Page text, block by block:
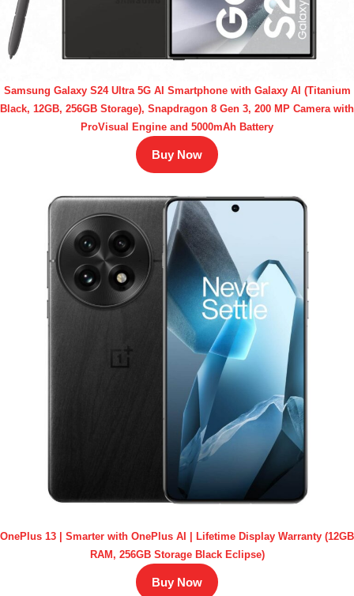
Samsung Galaxy S24 Ultra 5G AI Smartphone with Galaxy AI (Titanium
Black, 12GB, 256GB Storage), Snapdragon 8 Gen 3, 200 MP Camera with
ProVisual Engine and 5000mAh Battery
Buy Now
OnePlus 13 | Smarter with OnePlus AI | Lifetime Display Warranty (12GB
RAM, 256GB Storage Black Eclipse)
Buy Now